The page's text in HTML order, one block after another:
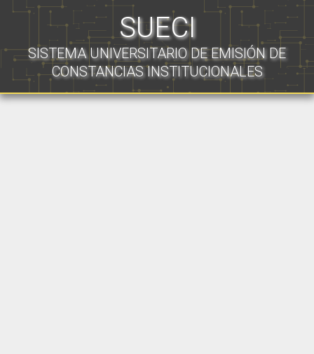
SUECI
SISTEMA UNIVERSITARIO DE EMISIÓN DE
CONSTANCIAS INSTITUCIONALES